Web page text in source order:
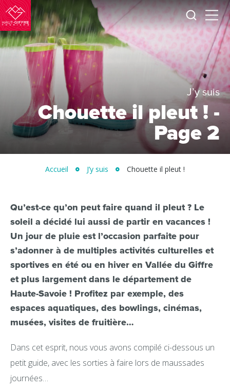
Haut-
Giffre
Tourisme
Je
Menu
J’y suis
Chouette il pleut ! -
Page 2
Accueil J’y suis Chouette il pleut !
Qu’est-ce qu’on peut faire quand il pleut ? Le
soleil a décidé lui aussi de partir en vacances !
Un jour de pluie est l’occasion parfaite pour
s’adonner à de multiples activités culturelles et
sportives en été ou en hiver en Vallée du Giffre
et plus largement dans le département de
Haute-Savoie ! Profitez par exemple, des
espaces aquatiques, des bowlings, cinémas,
musées, visites de fruitière…
Dans cet esprit, nous vous avons compilé ci-dessous un
petit guide, avec les sorties à faire lors de maussades
journées…